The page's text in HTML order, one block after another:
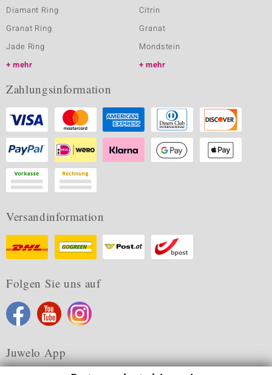
Diamant Ring
Granat Ring
Jade Ring
mehr
Citrin
Granat
Mondstein
mehr
Zahlungsinformation
Versandinformation
Folgen Sie uns auf
Juwelo App